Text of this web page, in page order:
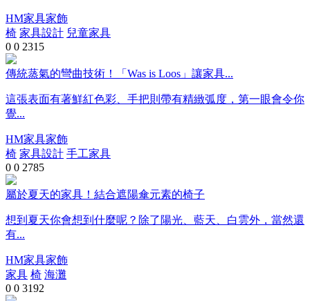
HM家具家飾
椅 家具設計 兒童家具
0 0 2315
傳統蒸氣的彎曲技術！「Was is Loos」讓家具...
這張表面有著鮮紅色彩、手把則帶有精緻弧度，第一眼會令你
覺...
HM家具家飾
椅 家具設計 手工家具
0 0 2785
屬於夏天的家具！結合遮陽傘元素的椅子
想到夏天你會想到什麼呢？除了陽光、藍天、白雲外，當然還
有...
HM家具家飾
家具 椅 海灘
0 0 3192